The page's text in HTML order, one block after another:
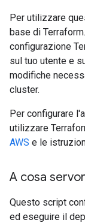
Per utilizzare
base di
configurazione
sul tuo utente e
modifiche
cluster.
Per configurare
utilizzare
AWS e le
A cosa
Questo script
ed eseguire il